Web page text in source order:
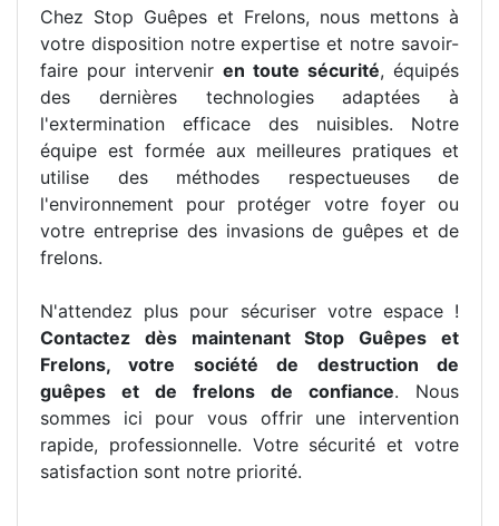
Chez Stop Guêpes et Frelons, nous mettons à
votre disposition notre expertise et notre savoir-
faire pour intervenir en toute sécurité, équipés
des dernières technologies adaptées à
l'extermination efficace des nuisibles. Notre
équipe est formée aux meilleures pratiques et
utilise des méthodes respectueuses de
l'environnement pour protéger votre foyer ou
votre entreprise des invasions de guêpes et de
frelons.
N'attendez plus pour sécuriser votre espace !
Contactez dès maintenant Stop Guêpes et
Frelons, votre société de destruction de
guêpes et de frelons de confiance. Nous
sommes ici pour vous offrir une intervention
rapide, professionnelle. Votre sécurité et votre
satisfaction sont notre priorité.